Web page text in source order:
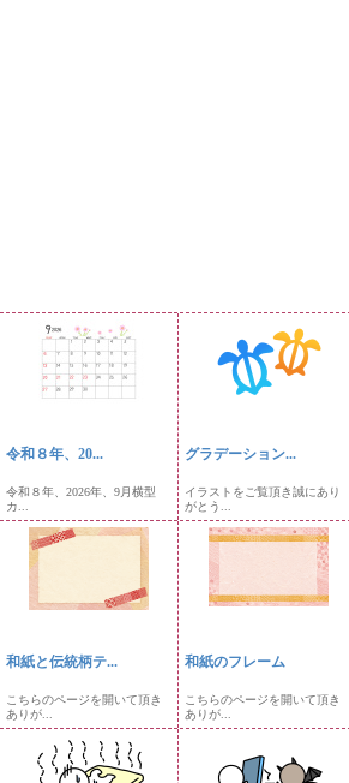
令和８年、20...
令和８年、2026年、9月横型
カ...
グラデーション...
イラストをご覧頂き誠にあり
がとう...
和紙と伝統柄テ...
こちらのページを開いて頂き
ありが...
和紙のフレーム
こちらのページを開いて頂き
ありが...